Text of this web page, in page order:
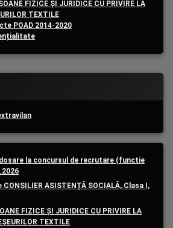
FIZICE ȘI JURIDICE CU PRIVIRE LA
TEXTILE
POAD 2014-2020
la concursul de recrutare (functie
ASISTENȚĂ SOCIALĂ, Clasa I,
FIZICE ȘI JURIDICE CU PRIVIRE LA
TEXTILE